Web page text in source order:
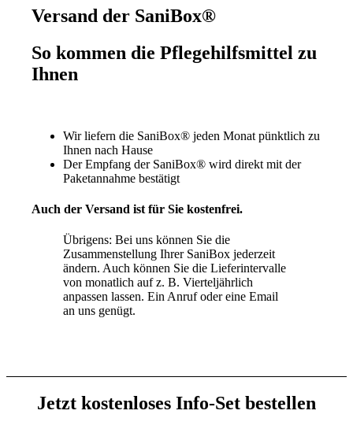
Versand der SaniBox®
So kommen die Pflegehilfsmittel zu
Ihnen
Wir liefern die SaniBox® jeden Monat pünktlich zu
Ihnen nach Hause
Der Empfang der SaniBox® wird direkt mit der
Paketannahme bestätigt
Auch der Versand ist für Sie kostenfrei.
Übrigens: Bei uns können Sie die
Zusammenstellung Ihrer SaniBox jederzeit
ändern. Auch können Sie die Lieferintervalle
von monatlich auf z. B. Vierteljährlich
anpassen lassen. Ein Anruf oder eine Email
an uns genügt.
Jetzt kostenloses Info-Set bestellen